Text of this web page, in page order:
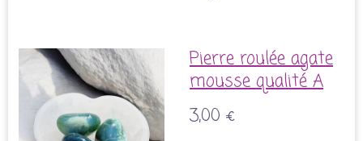
Pierre roulée agate
mousse qualité A
3,00 €